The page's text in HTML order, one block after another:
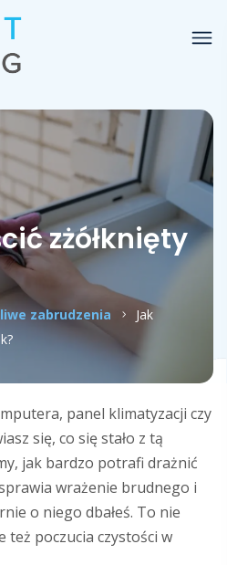
zżółknięty
zabrudzenia
Jak
panel klimatyzacji czy
się, co się stało z tą
jak bardzo potrafi drażnić
wrażenie brudnego i
o niego dbałeś. To nie
poczucia czystości w